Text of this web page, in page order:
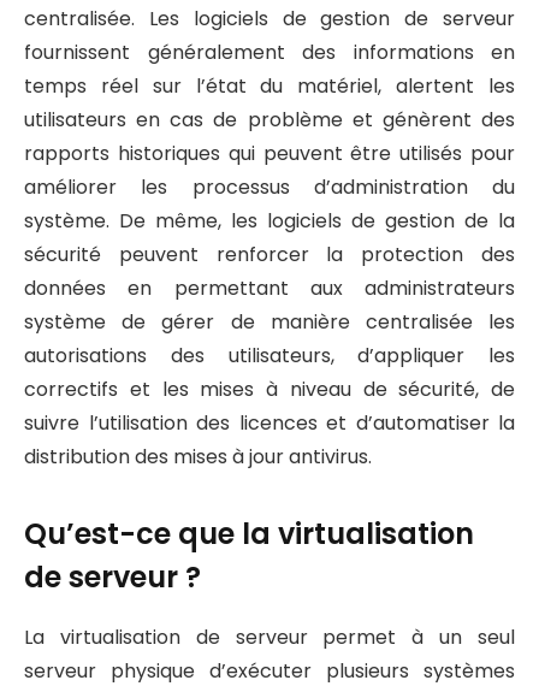
centralisée. Les logiciels de gestion de serveur
fournissent généralement des informations en
temps réel sur l’état du matériel, alertent les
utilisateurs en cas de problème et génèrent des
rapports historiques qui peuvent être utilisés pour
améliorer les processus d’administration du
système. De même, les logiciels de gestion de la
sécurité peuvent renforcer la protection des
données en permettant aux administrateurs
système de gérer de manière centralisée les
autorisations des utilisateurs, d’appliquer les
correctifs et les mises à niveau de sécurité, de
suivre l’utilisation des licences et d’automatiser la
distribution des mises à jour antivirus.
Qu’est-ce que la virtualisation
de serveur ?
La virtualisation de serveur permet à un seul
serveur physique d’exécuter plusieurs systèmes